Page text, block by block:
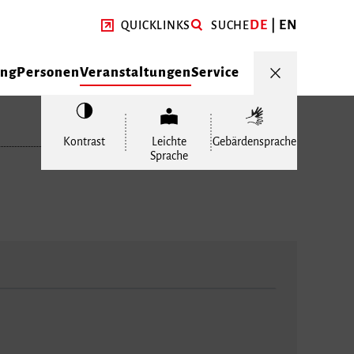
QUICKLINKS SUCHEDE EN
PersonenVeranstaltungenService
Kontrast
Leichte
Sprache
Gebärdensprache